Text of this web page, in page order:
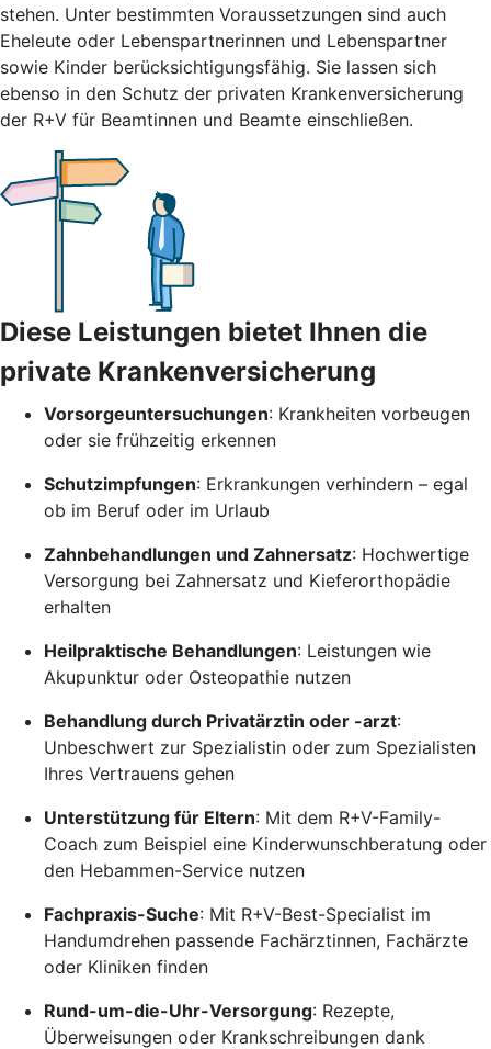
stehen. Unter bestimmten Voraussetzungen sind auch
Eheleute oder Lebenspartnerinnen und Lebenspartner
sowie Kinder berücksichtigungsfähig. Sie lassen sich
ebenso in den Schutz der privaten Krankenversicherung
der R+V für Beamtinnen und Beamte einschließen.
Diese Leistungen bietet Ihnen die
private Krankenversicherung
Vorsorgeuntersuchungen: Krankheiten vorbeugen
oder sie frühzeitig erkennen
Schutzimpfungen: Erkrankungen verhindern – egal
ob im Beruf oder im Urlaub
Zahnbehandlungen und Zahnersatz: Hochwertige
Versorgung bei Zahnersatz und Kieferorthopädie
erhalten
Heilpraktische Behandlungen: Leistungen wie
Akupunktur oder Osteopathie nutzen
Behandlung durch Privatärztin oder -arzt:
Unbeschwert zur Spezialistin oder zum Spezialisten
Ihres Vertrauens gehen
Unterstützung für Eltern: Mit dem R+V-Family-
Coach zum Beispiel eine Kinderwunschberatung oder
den Hebammen-Service nutzen
Fachpraxis-Suche: Mit R+V-Best-Specialist im
Handumdrehen passende Fachärztinnen, Fachärzte
oder Kliniken finden
Rund-um-die-Uhr-Versorgung: Rezepte,
Überweisungen oder Krankschreibungen dank